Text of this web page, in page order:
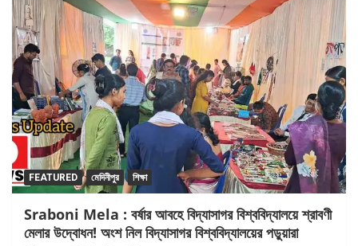
FEATURED মেদিনীপুর শিক্ষা
Sraboni Mela : বর্ষার আবহে বিদ্যাসাগর বিশ্ববিদ্যালয়ে শ্রাবণী
মেলার উদ্বোধন! অংশ নিল বিদ্যাসাগর বিশ্ববিদ্যালয়ের পড়ুয়ারা